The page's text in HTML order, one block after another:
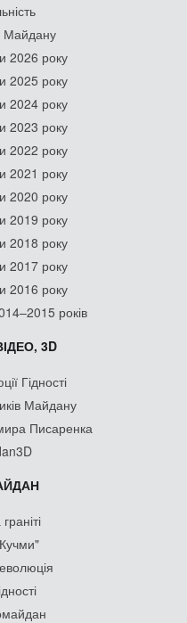
2026 року
2025 року
2024 року
2023 року
2022 року
2021 року
2020 року
2019 року
2018 року
2017 року
2016 року
років
3D
Гідності
Майдану
Писаренка